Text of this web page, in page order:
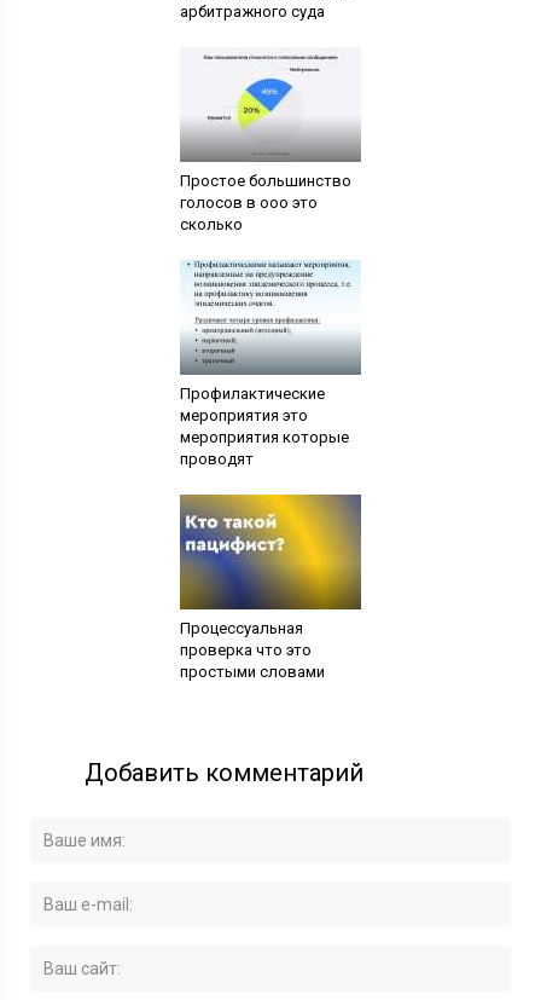
арбитражного суда
Простое большинство
голосов в ооо это
сколько
Профилактические
мероприятия это
мероприятия которые
проводят
Процессуальная
проверка что это
простыми словами
Добавить комментарий